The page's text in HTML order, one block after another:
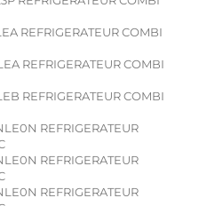
REFRIGERATEUR COMBI
REFRIGERATEUR COMBI
REFRIGERATEUR COMBI
REFRIGERATEUR
REFRIGERATEUR
REFRIGERATEUR